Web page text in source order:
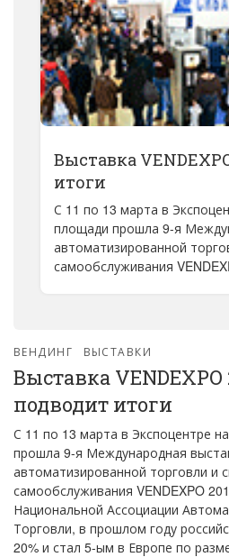
Выставка
итоги
С 11 по 13 марта в
площади прошла 9-я
автоматизированной
самообслуживания
ВЕНДИНГ ВЫСТАВКИ
Выставка VENDEXPO
подводит итоги
С 11 по 13 марта в Экспоцентре
прошла 9-я Международная
автоматизированной торговли и
самообслуживания VENDEXPO
Национальной Ассоциации
Торговли, в прошлом году
20% и стал 5-ым в Европе по